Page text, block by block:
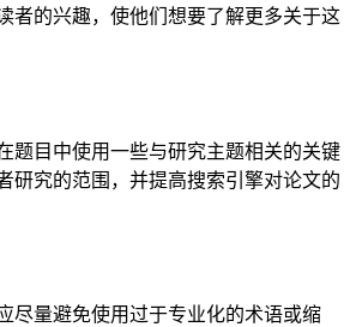
者的兴趣，使他们想要了解更多关于这
题目中使用一些与研究主题相关的关键
研究的范围，并提高搜索引擎对论文的
尽量避免使用过于专业化的术语或缩